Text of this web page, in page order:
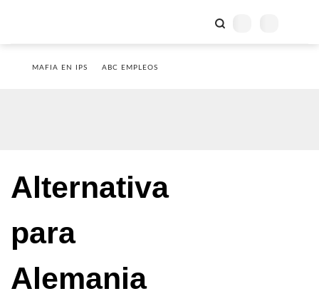
MAFIA EN IPS ABC EMPLEOS
Alternativa
para
Alemania